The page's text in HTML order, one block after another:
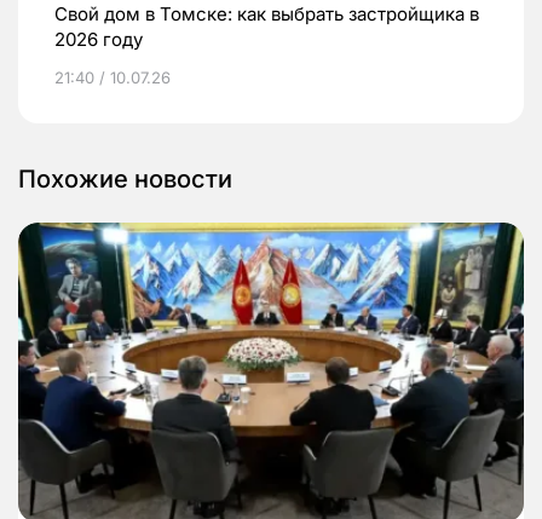
Свой дом в Томске: как выбрать застройщика в
2026 году
21:40 / 10.07.26
Похожие новости